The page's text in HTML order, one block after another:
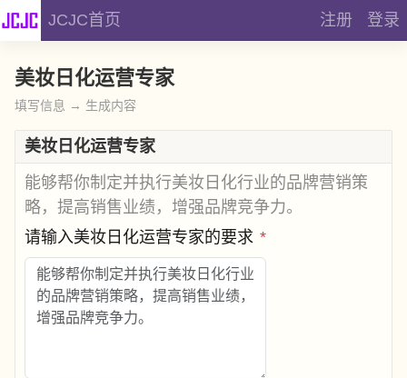
JCJC首页 注册 登录
美妆日化运营专家
填写信息 → 生成内容
美妆日化运营专家
能够帮你制定并执行美妆日化行业的品牌营销策
略，提高销售业绩，增强品牌竞争力。
请输入美妆日化运营专家的要求 *